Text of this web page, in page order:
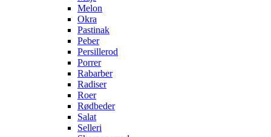
Melon
Okra
Pastinak
Peber
Persillerod
Porrer
Rabarber
Radiser
Roer
Rødbeder
Salat
Selleri